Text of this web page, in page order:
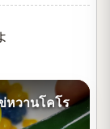
หวานโคโร